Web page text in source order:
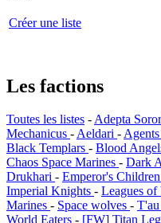
Créer une liste
Les factions
Toutes les listes -Adepta
Mechanicus -Aeldari -
Black Templars - Blood
Chaos Space Marines - Dark
Drukhari - Emperor's Children
Imperial Knights - Leagues of
Marines - Space wolves -
World Eaters - [FW] Titan